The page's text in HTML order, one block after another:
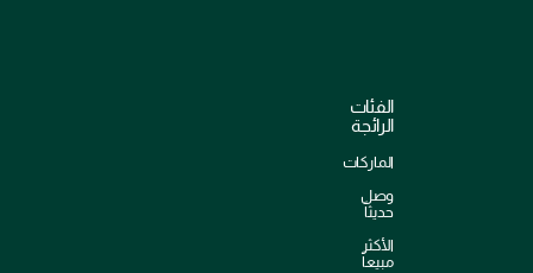
الفئات
الرائجة
الماركات
وصل
حديثاً
الأكثر
مبيعاً